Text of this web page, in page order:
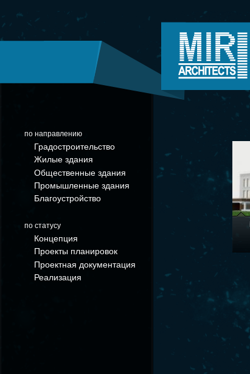
по направлению
Градостроительство
Жилые здания
Общественные здания
Промышленные здания
Благоустройство
по статусу
Концепция
Проекты планировок
Проектная документация
Реализация